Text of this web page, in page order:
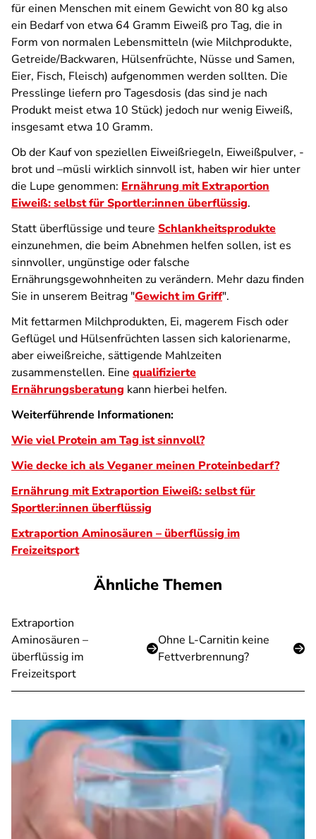
für einen Menschen mit einem Gewicht von 80 kg also
ein Bedarf von etwa 64 Gramm Eiweiß pro Tag, die in
Form von normalen Lebensmitteln (wie Milchprodukte,
Getreide/Backwaren, Hülsenfrüchte, Nüsse und Samen,
Eier, Fisch, Fleisch) aufgenommen werden sollten. Die
Presslinge liefern pro Tagesdosis (das sind je nach
Produkt meist etwa 10 Stück) jedoch nur wenig Eiweiß,
insgesamt etwa 10 Gramm.
Ob der Kauf von speziellen Eiweißriegeln, Eiweißpulver, -
brot und –müsli wirklich sinnvoll ist, haben wir hier unter
die Lupe genommen: Ernährung mit Extraportion
Eiweiß: selbst für Sportler:innen überflüssig.
Statt überflüssige und teure Schlankheitsprodukte
einzunehmen, die beim Abnehmen helfen sollen, ist es
sinnvoller, ungünstige oder falsche
Ernährungsgewohnheiten zu verändern. Mehr dazu finden
Sie in unserem Beitrag "Gewicht im Griff".
Mit fettarmen Milchprodukten, Ei, magerem Fisch oder
Geflügel und Hülsenfrüchten lassen sich kalorienarme,
aber eiweißreiche, sättigende Mahlzeiten
zusammenstellen. Eine qualifizierte
Ernährungsberatung kann hierbei helfen.
Weiterführende Informationen:
Wie viel Protein am Tag ist sinnvoll?
Wie decke ich als Veganer meinen Proteinbedarf?
Ernährung mit Extraportion Eiweiß: selbst für
Sportler:innen überflüssig
Extraportion Aminosäuren – überflüssig im
Freizeitsport
Ähnliche Themen
Extraportion
Aminosäuren –
überflüssig im
Freizeitsport
Ohne L-Carnitin keine
Fettverbrennung?